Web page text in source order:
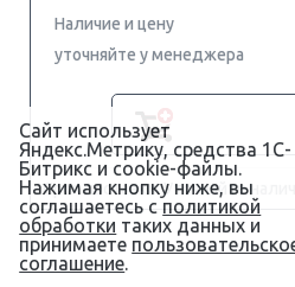
Наличие и цену
уточняйте у менеджера
Срок поставки: Уточняйте
Сайт использует
Яндекс.Метрику, средства 1С-
Битрикс и cookie-файлы.
Нажимая кнопку ниже, вы
соглашаетесь сполитикой
обработки таких данных и
принимаете
соглашение.